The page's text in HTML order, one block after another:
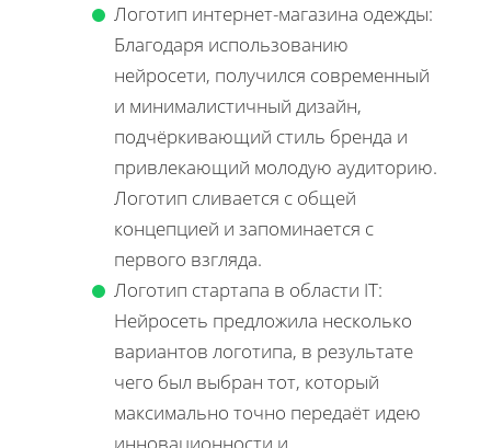
Логотип интернет-магазина одежды:
Благодаря использованию
нейросети, получился современный
и минималистичный дизайн,
подчёркивающий стиль бренда и
привлекающий молодую аудиторию.
Логотип сливается с общей
концепцией и запоминается с
первого взгляда.
Логотип стартапа в области IT:
Нейросеть предложила несколько
вариантов логотипа, в результате
чего был выбран тот, который
максимально точно передаёт идею